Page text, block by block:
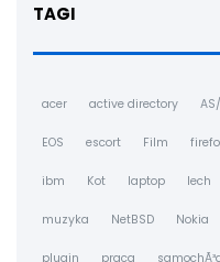
TAGI
acer active directory
EOS escort Film
ibm Kot laptop lech
muzyka NetBSD Nokia
plugin praca